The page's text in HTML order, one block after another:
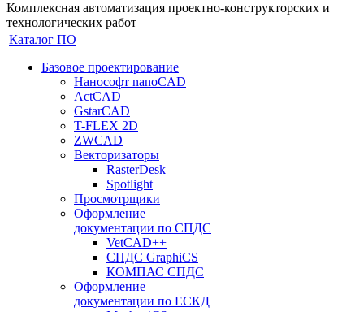
Комплексная автоматизация проектно-конструкторских и
технологических работ
Каталог ПО
Базовое проектирование
Нанософт nanoCAD
ActCAD
GstarCAD
T-FLEX 2D
ZWCAD
Векторизаторы
RasterDesk
Spotlight
Просмотрщики
Оформление
документации по СПДС
VetCAD++
СПДС GraphiCS
КОМПАС СПДС
Оформление
документации по ЕСКД